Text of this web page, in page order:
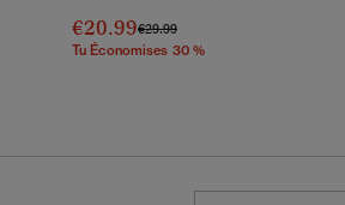
€20.99Prix Réduit De
€29.99À
Tu Économises 30 %